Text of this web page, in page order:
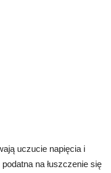
uczucie napięcia i
na łuszczenie się